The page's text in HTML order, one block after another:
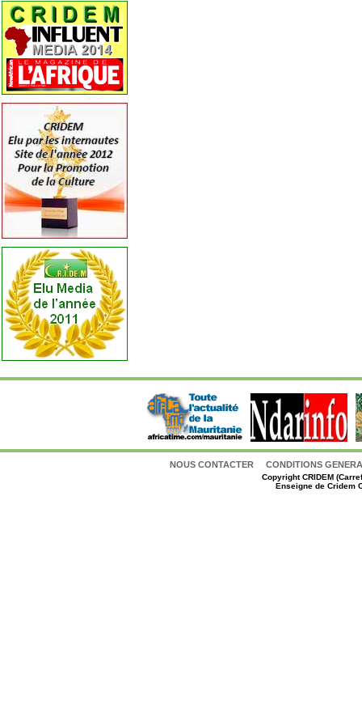
NOUS CONTACTER CONDITIONS
CopyrightCRIDEM
Enseigne de Cridem